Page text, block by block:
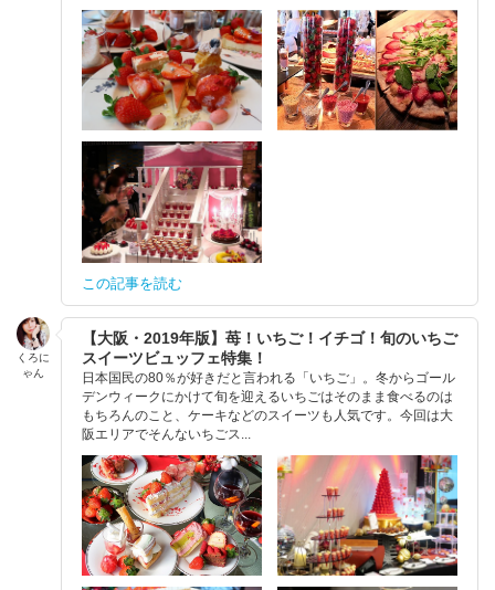
この記事を読む
くろに
ゃん
【大阪・2019年版】苺！いちご！イチゴ！旬のいちご
スイーツビュッフェ特集！
日本国民の80％が好きだと言われる「いちご」。冬からゴール
デンウィークにかけて旬を迎えるいちごはそのまま食べるのは
もちろんのこと、ケーキなどのスイーツも人気です。今回は大
阪エリアでそんないちごス...